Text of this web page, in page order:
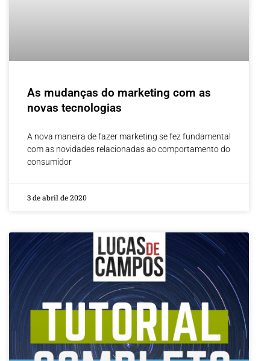
As mudanças do marketing com as
novas tecnologias
A nova maneira de fazer marketing se fez fundamental
com as novidades relacionadas ao comportamento do
consumidor
3 de abril de 2020